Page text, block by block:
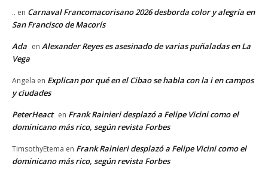
.. en Carnaval Francomacorisano 2026 desborda color y alegría en
San Francisco de Macorís
Ada en Alexander Reyes es asesinado de varias puñaladas en La
Vega
Angela en Explican por qué en el Cibao se habla con la i en campos
y ciudades
PeterHeact en Frank Rainieri desplazó a Felipe Vicini como el
dominicano más rico, según revista Forbes
TimsothyEtema en Frank Rainieri desplazó a Felipe Vicini como el
dominicano más rico, según revista Forbes